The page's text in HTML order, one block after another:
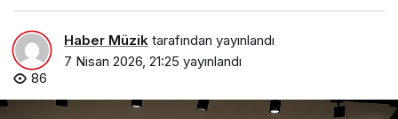
Haber Müzik tarafından yayınlandı
7 Nisan 2026, 21:25 yayınlandı
86